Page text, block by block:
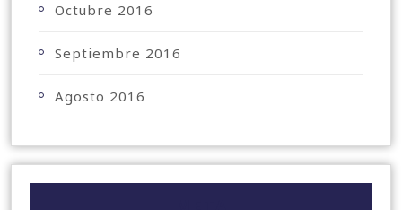
Octubre 2016
Septiembre 2016
Agosto 2016